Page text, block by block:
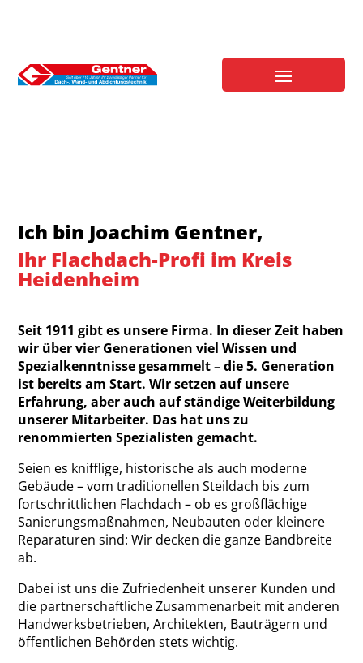
Ich bin Joachim Gentner,
Ihr Flachdach-Profi im Kreis
Heidenheim
Seit 1911 gibt es unsere Firma. In dieser Zeit haben
wir über vier Generationen viel Wissen und
Spezialkenntnisse gesammelt – die 5. Generation
ist bereits am Start. Wir setzen auf unsere
Erfahrung, aber auch auf ständige Weiterbildung
unserer Mitarbeiter. Das hat uns zu
renommierten Spezialisten gemacht.
Seien es knifflige, historische als auch moderne
Gebäude – vom traditionellen Steildach bis zum
fortschrittlichen Flachdach – ob es großflächige
Sanierungsmaßnahmen, Neubauten oder kleinere
Reparaturen sind: Wir decken die ganze Bandbreite
ab.
Dabei ist uns die Zufriedenheit unserer Kunden und
die partnerschaftliche Zusammenarbeit mit anderen
Handwerksbetrieben, Architekten, Bauträgern und
öffentlichen Behörden stets wichtig.